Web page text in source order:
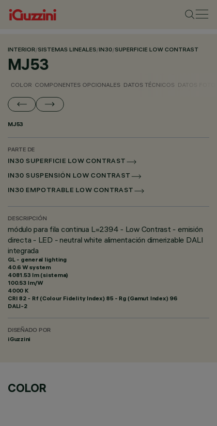
INTERIOR/SISTEMAS LINEALES/IN30/SUPERFICIE LOW CONTRAST
MJ53
COLOR COMPONENTES OPCIONALES DATOS TÉCNICOS DATOS
MJ53
PARTE DE
IN30 SUPERFICIE LOW CONTRAST
IN30 SUSPENSIÓN LOW CONTRAST
IN30 EMPOTRABLE LOW CONTRAST
DESCRIPCIÓN
módulo para fila continua L=2394 - Low Contrast - emisión
directa - LED - neutral white alimentación dimerizable DALI
integrada
GL - general lighting
40.6 W system
4081.53 lm (sistema)
100.53 lm/W
4000 K
CRI 82 - Rf (Colour Fidelity Index) 85 - Rg (Gamut Index) 96
DALI-2
DISEÑADO POR
iGuzzini
COLOR